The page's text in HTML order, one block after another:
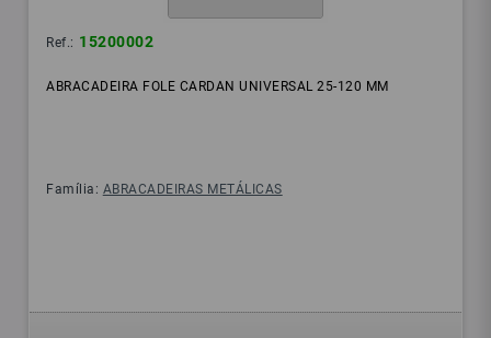
Ref.: 15200002
ABRACADEIRA FOLE CARDAN UNIVERSAL 25-120 MM
Família: ABRACADEIRAS METÁLICAS